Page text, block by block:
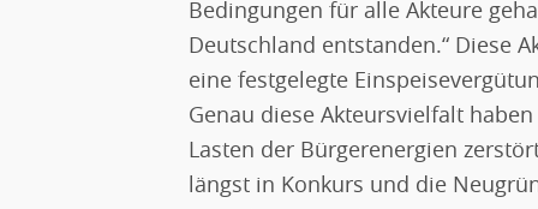
Bedingungen für alle Akteure
Deutschland entstanden.“ Diese
eine festgelegte
Genau diese Akteursvielfalt
Lasten der Bürgerenergien
längst in Konkurs und die